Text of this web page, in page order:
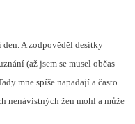
A zodpověděl desítky
(až jsem se musel občas
mne spíše napadají a často
nenávistných žen mohl a může